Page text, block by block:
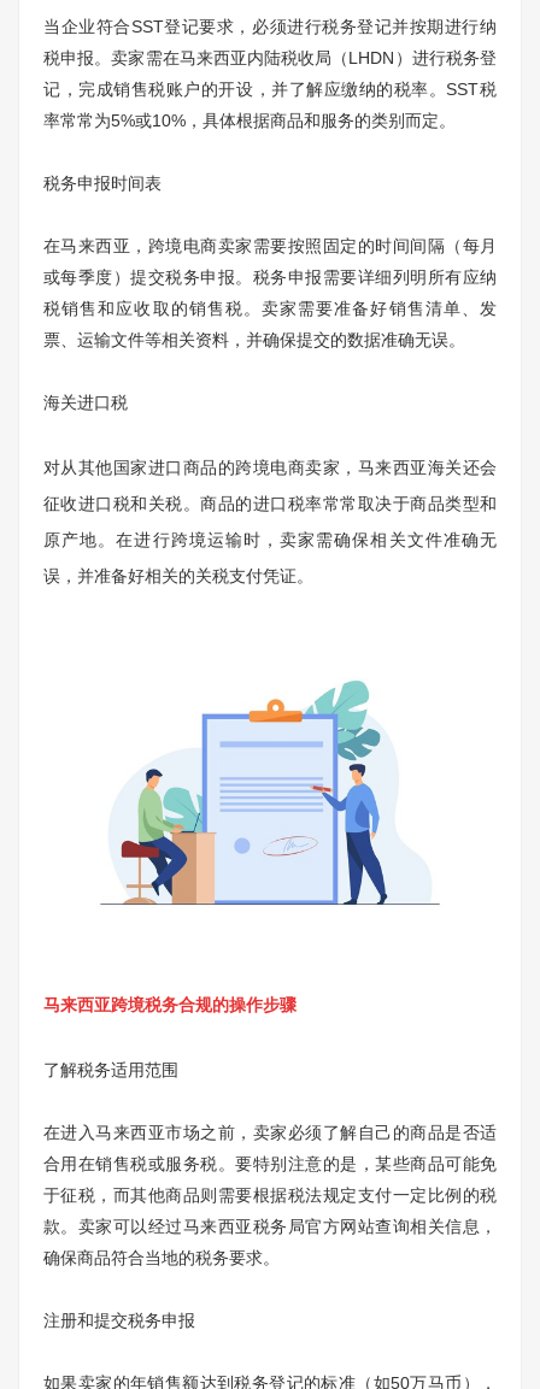
当企业符合SST登记要求，必须进行税务登记并按期进行纳
税申报。卖家需在马来西亚内陆税收局（LHDN）进行税务登
记，完成销售税账户的开设，并了解应缴纳的税率。SST税
率常常为5%或10%，具体根据商品和服务的类别而定。
税务申报时间表
在马来西亚，跨境电商卖家需要按照固定的时间间隔（每月
或每季度）提交税务申报。税务申报需要详细列明所有应纳
税销售和应收取的销售税。卖家需要准备好销售清单、发
票、运输文件等相关资料，并确保提交的数据准确无误。
海关进口税
对从其他国家进口商品的跨境电商卖家，马来西亚海关还会
征收进口税和关税。商品的进口税率常常取决于商品类型和
原产地。在进行跨境运输时，卖家需确保相关文件准确无
误，并准备好相关的关税支付凭证。
马来西亚跨境税务合规的操作步骤
了解税务适用范围
在进入马来西亚市场之前，卖家必须了解自己的商品是否适
合用在销售税或服务税。要特别注意的是，某些商品可能免
于征税，而其他商品则需要根据税法规定支付一定比例的税
款。卖家可以经过马来西亚税务局官方网站查询相关信息，
确保商品符合当地的税务要求。
注册和提交税务申报
如果卖家的年销售额达到税务登记的标准（如50万马币），